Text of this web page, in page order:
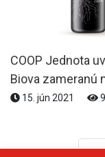
COOP Jednota
Biova zameranú
15. jún 2021
<<